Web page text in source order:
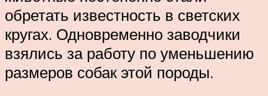
обретать известность в светских
кругах. Одновременно заводчики
взялись за работу по уменьшению
размеров собак этой породы.